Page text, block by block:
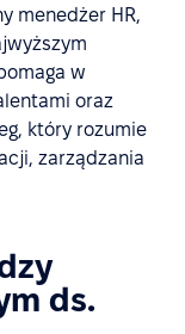
menedżer HR,
w
oraz
który rozumie
zarządzania
ds.